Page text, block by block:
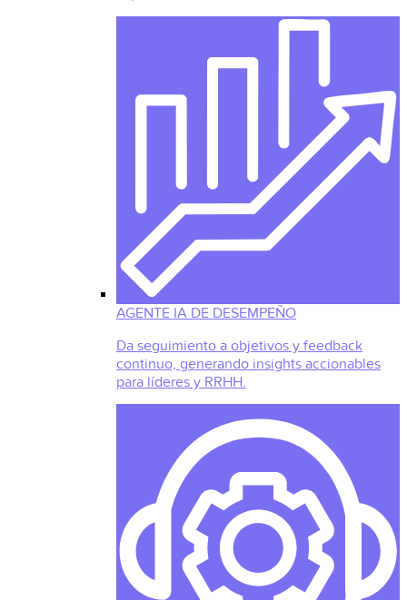
AGENTE IA DE DESEMPEÑO
Da seguimiento a objetivos y feedback
continuo, generando insights accionables
para líderes y RRHH.